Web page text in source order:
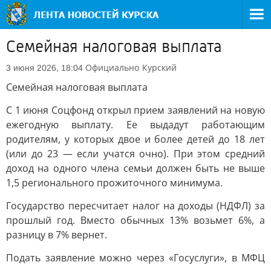
Семейная налоговая выплата
3 июня 2026, 18:04 Официально Курский
Семейная налоговая выплата
С 1 июня Соцфонд открыл прием заявлений на новую
ежегодную выплату. Ее выдадут работающим
родителям, у которых двое и более детей до 18 лет
(или до 23 — если учатся очно). При этом средний
доход на одного члена семьи должен быть не выше
1,5 регионального прожиточного минимума.
Государство пересчитает налог на доходы (НДФЛ) за
прошлый год. Вместо обычных 13% возьмет 6%, а
разницу в 7% вернет.
Подать заявление можно через «Госуслуги», в МФЦ